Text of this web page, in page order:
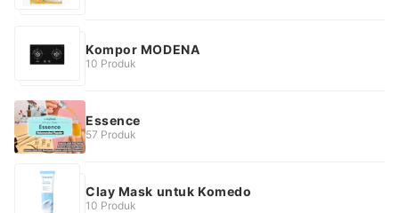
Kompor MODENA
10 Produk
Essence
57 Produk
Clay Mask untuk Komedo
10 Produk